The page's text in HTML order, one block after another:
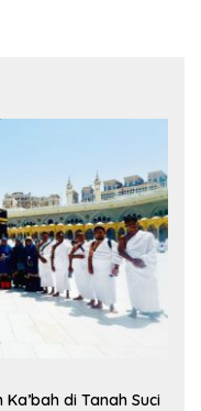
di Tanah Suci